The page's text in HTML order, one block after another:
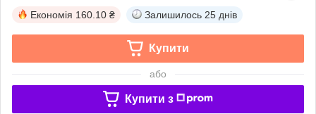
Економія 160.10 ₴ Залишилось 25 днів
Купити
або
Купити з